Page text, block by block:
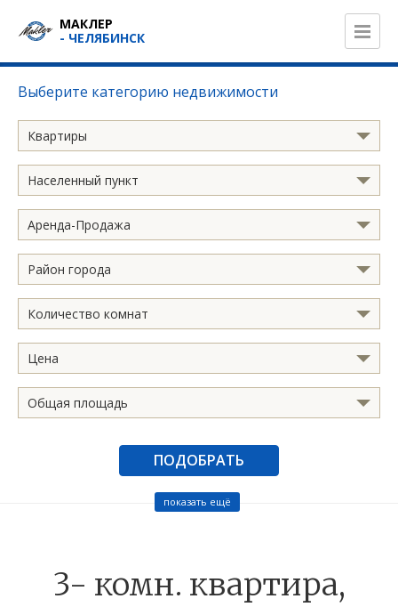
МАКЛЕР
- ЧЕЛЯБИНСК
Выберите категорию недвижимости
Квартиры
Населенный пункт
Аренда-Продажа
Район города
Количество комнат
Цена
Общая площадь
ПОДОБРАТЬ
показать ещё
3- комн. квартира,